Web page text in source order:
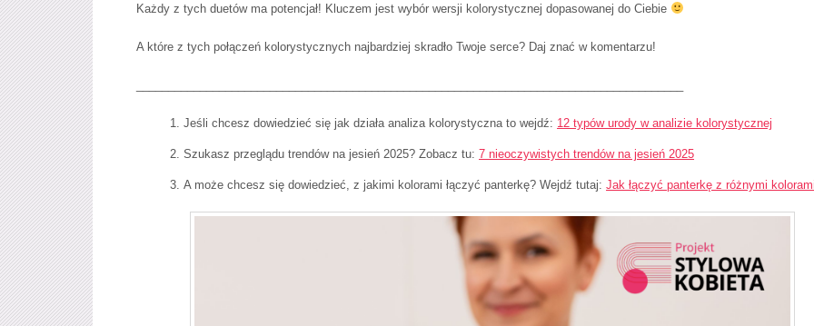
Każdy z tych duetów ma potencjał! Kluczem jest wybór wersji kolorystycznej dopasowanej do Ciebie
A które z tych połączeń kolorystycznych najbardziej skradło Twoje serce? Daj znać w komentarzu!
Jeśli chcesz dowiedzieć się jak działa analiza kolorystyczna to wejdź: 12 typów urody w analizie kolorystycznej
Szukasz przeglądu trendów na jesień 2025? Zobacz tu:7 nieoczywistych trendów na jesień 2025
A może chcesz się dowiedzieć, z jakimi kolorami łączyć panterkę? Wejdź tutaj:Jak łączyć panterkę z różnymi